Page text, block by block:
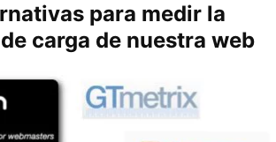
para medir la
carga de nuestra web